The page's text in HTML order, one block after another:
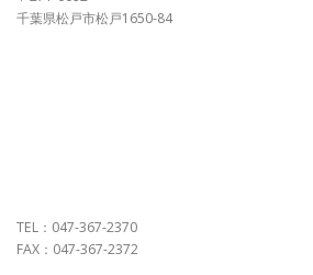
千葉県松戸市松戸1650-84
TEL：047-367-2370
FAX：047-367-2372